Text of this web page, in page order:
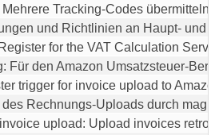
Tracking-Codes übermitteln
und Richtlinien an Haupt- und
for the VAT Calculation
Für den Amazon Umsatzsteuer-
trigger for invoice upload to
Rechnungs-Uploads durch
upload: Upload invoices